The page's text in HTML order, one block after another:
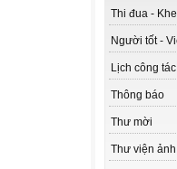
Thi đua -
Người tốt -
Lịch công tác
Thông báo
Thư mời
Thư viện ảnh